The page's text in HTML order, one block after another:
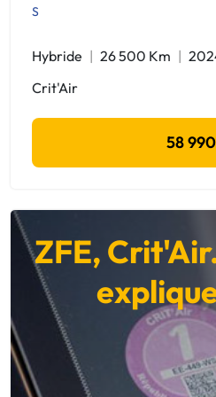
S
Hybride 26 500 Km
Crit'Air
58
ZFE,